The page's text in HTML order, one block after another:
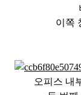
이쪽
오피스 내